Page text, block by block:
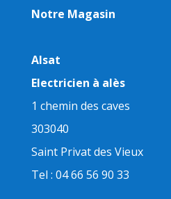
Notre Magasin
Alsat
Electricien à alès
1 chemin des caves
303040
Saint Privat des Vieux
Tel : 04 66 56 90 33